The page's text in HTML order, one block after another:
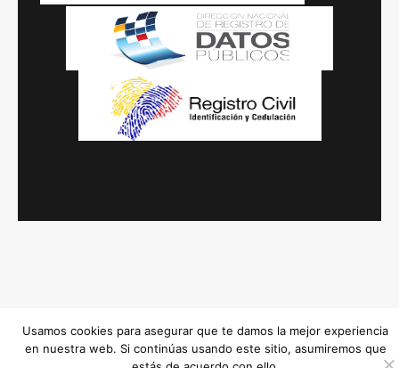
Usamos cookies para asegurar que te damos la mejor experiencia
en nuestra web. Si continúas usando este sitio, asumiremos que